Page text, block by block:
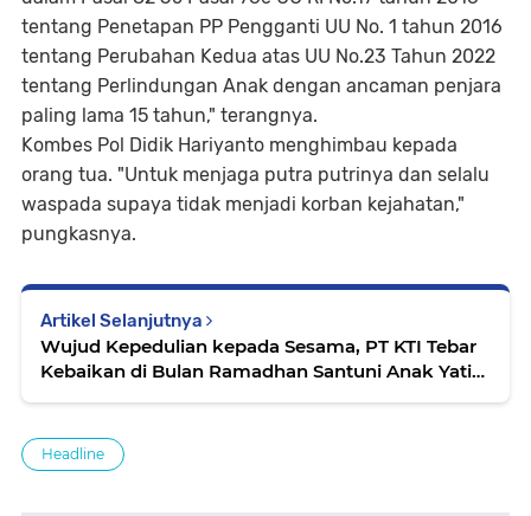
tentang Penetapan PP Pengganti UU No. 1 tahun 2016
tentang Perubahan Kedua atas UU No.23 Tahun 2022
tentang Perlindungan Anak dengan ancaman penjara
paling lama 15 tahun," terangnya.
Kombes Pol Didik Hariyanto menghimbau kepada
orang tua. "Untuk menjaga putra putrinya dan selalu
waspada supaya tidak menjadi korban kejahatan,"
pungkasnya.
Artikel Selanjutnya
Wujud Kepedulian kepada Sesama, PT KTI Tebar
Kebaikan di Bulan Ramadhan Santuni Anak Yatim
Headline